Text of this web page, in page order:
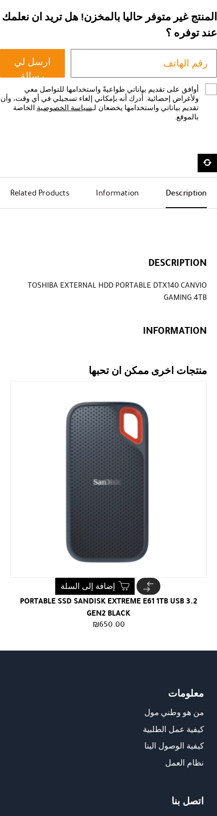
المنتج غير متوفر حاليا بالمخزن! هل تريد ان نعلمك
عند توفره ؟
ارسل لي
رسالة
أوافق على تقديم بياناتي طواعيةً واستخدامها للتواصل معي
ولأغراض إحصائية. أُدرك أنه بإمكاني إلغاء تسجيلي في أي وقت، وأن
تقديم بياناتي واستخدامها يخضعان لـسياسة الخصوصية الخاصة
بالموقع.
Description
Information
Related Products
DESCRIPTION
TOSHIBA EXTERNAL HDD PORTABLE DTX140 CANVIO
GAMING 4TB
INFORMATION
منتجات اخرى ممكن ان تحبها
PORTABLE SSD SANDISK EXTREME E61 1TB USB 3.2
GEN2 BLACK
₪650.00
إضافة إلى السلة
معلومات
من هو وطني مول
كيفية عمل الطلبية
كيفية الوصول الينا
نظام العمل
اتصل بنا